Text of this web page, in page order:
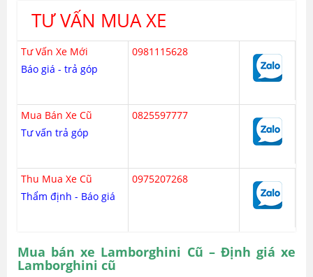
TƯ VẤN MUA XE
Tư Vấn Xe Mới
Báo giá - trả góp
0981115628
Mua Bán Xe Cũ
Tư vấn trả góp
0825597777
Thu Mua Xe Cũ
Thẩm định - Báo giá
0975207268
Mua bán xe Lamborghini Cũ – Định giá xe
Lamborghini cũ